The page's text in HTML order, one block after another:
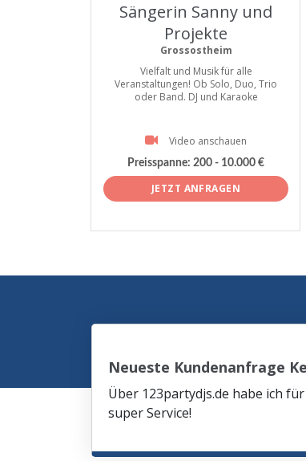
Sängerin Sanny und
Projekte
Grossostheim
Vielfalt und Musik für alle
Veranstaltungen! Ob Solo, Duo, Trio
oder Band. DJ und Karaoke
Video anschauen
Preisspanne: 200 - 10.000 €
JETZT ANFRAGEN
Neueste Kundenanfrage
Über 123partydjs.de habe ich
super Service!